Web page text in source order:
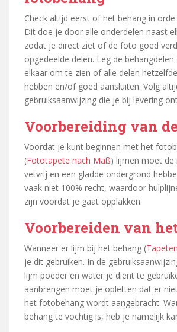
Check altijd eerst of het behang in
Dit doe je door alle onderdelen naast
zodat je direct ziet of de foto goed
opgedeelde delen. Leg de
elkaar om te zien of alle delen
hebben en/of goed aansluiten. Volg
gebruiksaanwijzing die je bij levering
Voorbereiding van
Voordat je kunt beginnen met het
(Fototapete nach Maß) lijmen moet de
vetvrij en een gladde ondergrond
vaak niet 100% recht, waardoor
zijn voordat je gaat opplakken.
Voorbereiden van
Wanneer er lijm bij het behang (Tapeten
je dit gebruiken. In de
lijm poeder en water je dient te
aanbrengen moet je opletten dat er
het fotobehang wordt aangebracht.
behang te vochtig is, heb je namelijk